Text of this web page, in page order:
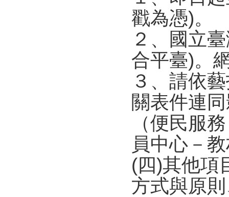
戳為憑)。
２、國立
合平臺)。
３、請依
關表件連
（便民服
員中心－
(四)其他項
方式與原